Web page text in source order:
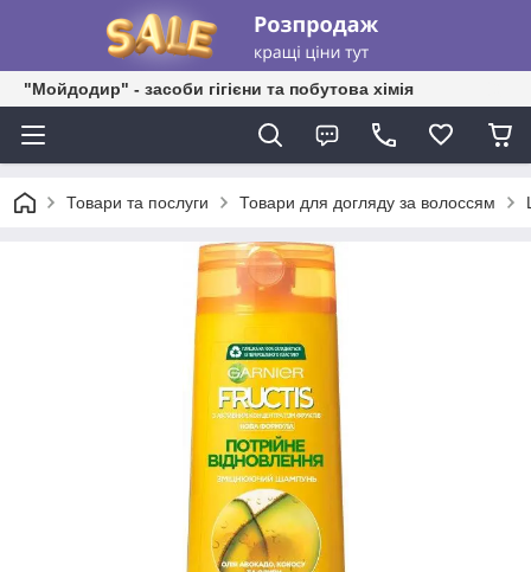
"Мойдодир" - засоби гігієни та побутова хімія
Товари та послуги Товари для догляду за волоссям